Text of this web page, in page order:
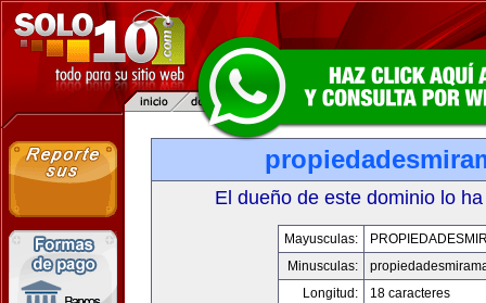
El dueño de este dominio lo
Mayusculas:
Minusculas:
Longitud:
18 caracteres